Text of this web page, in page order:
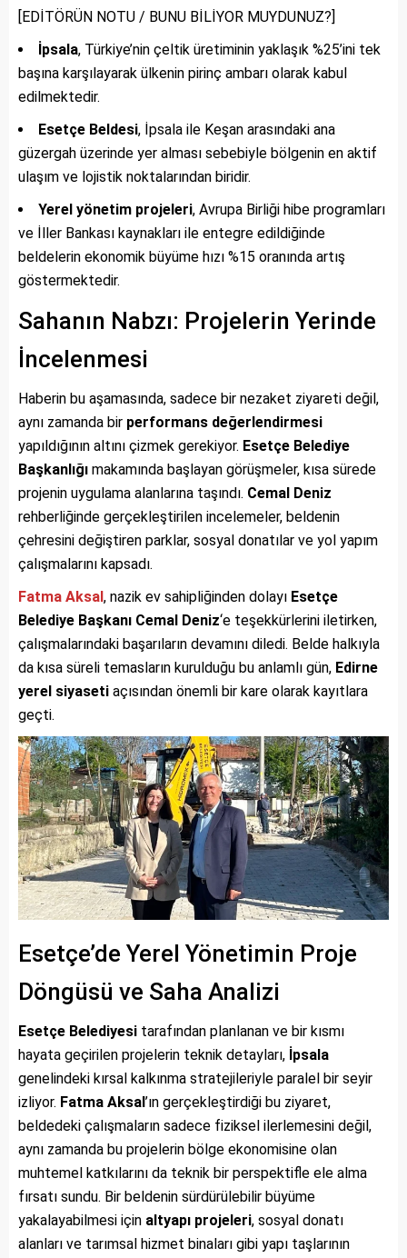
[EDİTÖRÜN NOTU / BUNU BİLİYOR MUYDUNUZ?]
İpsala, Türkiye’nin çeltik üretiminin yaklaşık %25’ini tek
başına karşılayarak ülkenin pirinç ambarı olarak kabul
edilmektedir.
Esetçe Beldesi, İpsala ile Keşan arasındaki ana
güzergah üzerinde yer alması sebebiyle bölgenin en aktif
ulaşım ve lojistik noktalarından biridir.
Yerel yönetim projeleri, Avrupa Birliği hibe programları
ve İller Bankası kaynakları ile entegre edildiğinde
beldelerin ekonomik büyüme hızı %15 oranında artış
göstermektedir.
Sahanın Nabzı: Projelerin Yerinde
İncelenmesi
Haberin bu aşamasında, sadece bir nezaket ziyareti değil,
aynı zamanda bir performans değerlendirmesi
yapıldığının altını çizmek gerekiyor. Esetçe Belediye
Başkanlığı makamında başlayan görüşmeler, kısa sürede
projenin uygulama alanlarına taşındı. Cemal Deniz
rehberliğinde gerçekleştirilen incelemeler, beldenin
çehresini değiştiren parklar, sosyal donatılar ve yol yapım
çalışmalarını kapsadı.
Fatma Aksal, nazik ev sahipliğinden dolayı Esetçe
Belediye Başkanı Cemal Deniz‘e teşekkürlerini iletirken,
çalışmalarındaki başarıların devamını diledi. Belde halkıyla
da kısa süreli temasların kurulduğu bu anlamlı gün, Edirne
yerel siyaseti açısından önemli bir kare olarak kayıtlara
geçti.
Esetçe’de Yerel Yönetimin Proje
Döngüsü ve Saha Analizi
Esetçe Belediyesi tarafından planlanan ve bir kısmı
hayata geçirilen projelerin teknik detayları, İpsala
genelindeki kırsal kalkınma stratejileriyle paralel bir seyir
izliyor. Fatma Aksal ’ın gerçekleştirdiği bu ziyaret,
beldedeki çalışmaların sadece fiziksel ilerlemesini değil,
aynı zamanda bu projelerin bölge ekonomisine olan
muhtemel katkılarını da teknik bir perspektifle ele alma
fırsatı sundu. Bir beldenin sürdürülebilir büyüme
yakalayabilmesi için altyapı projeleri, sosyal donatı
alanları ve tarımsal hizmet binaları gibi yapı taşlarının